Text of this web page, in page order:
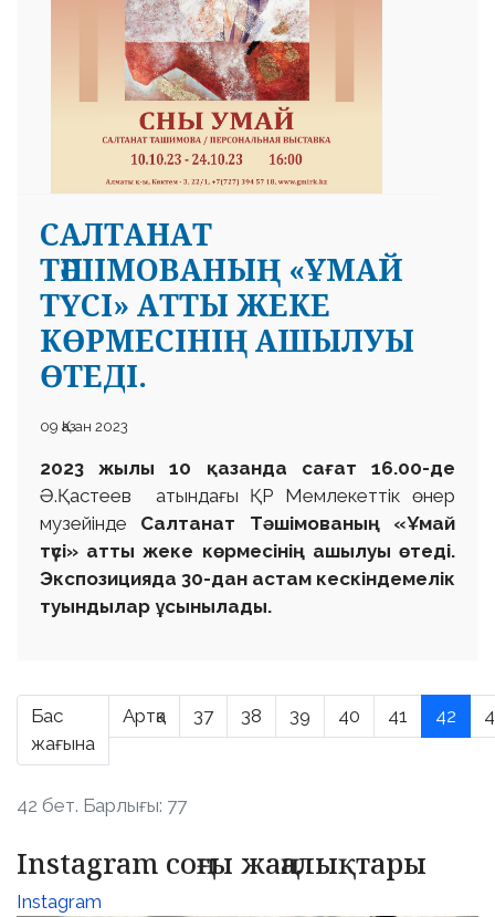
воспитывая сознание каждого поколения. 🔹Мы, как
предыдущие и как последующие поколения, чтим
духовное наследие великого мыслителя. 🔹Пусть
будет больше праздников, вносящих вклад в
духовное развитие нации!